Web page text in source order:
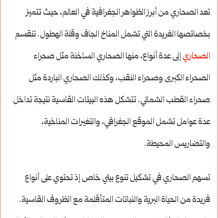
تعد الصحاري من أبرز الظواهر الجغرافية في العالم، حيث تتميز
بخصائصها الفريدة التي تشمل المناخ الجاف وقلة الهطول. تنقسم
الصحاريإلى عدة أنواع، منها الصحاري الساخنة مثل صحراء
الصحراء الكبرى وصحراء النقب، وكذلك الصحاري الباردة مثل
صحراء القطب الشمالي. تتشكل هذه البيئات القاسية نتيجة تداخل
عدة عوامل تشمل الموقع الجغرافي، والتغيرات المناخية،
والتضاريس المحيطة.
تسهم الصحاري في تشكيل تنوع بيئي خاص إذ تحتوي على أنواع
فريدة من الحياة البرية والنباتات المتأقلمة مع الظروف القاسية.